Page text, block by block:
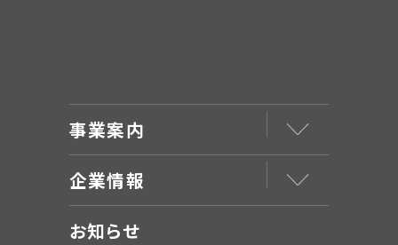
事業案内
企業情報
お知らせ